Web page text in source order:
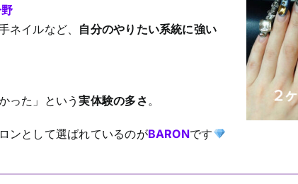
ネイルなど、 自分のやりたい系統に強い
った」という実体験の多さ。
ンとして選ばれているのがBARONです